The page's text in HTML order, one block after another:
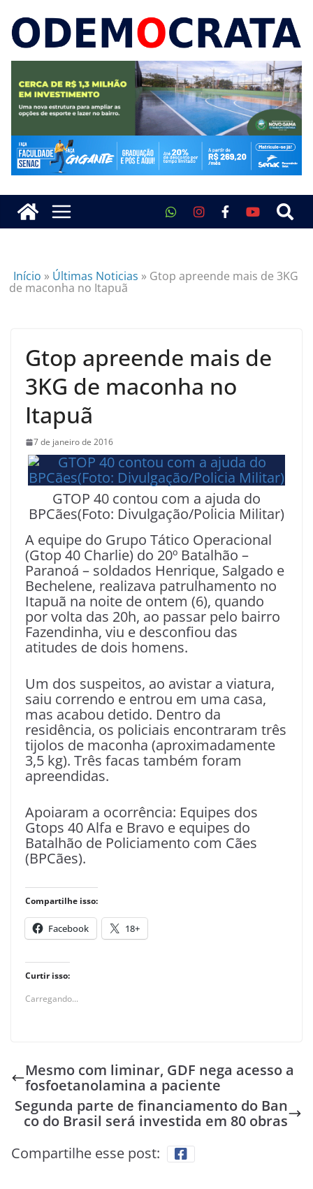
Início » Últimas Noticias » Gtop apreende mais de 3KG
de maconha no Itapuã
Gtop apreende mais de
3KG de maconha no
Itapuã
7 de janeiro de 2016
GTOP 40 contou com a ajuda do
BPCães(Foto: Divulgação/Policia Militar)
A equipe do Grupo Tático Operacional
(Gtop 40 Charlie) do 20º Batalhão –
Paranoá – soldados Henrique, Salgado e
Bechelene, realizava patrulhamento no
Itapuã na noite de ontem (6), quando
por volta das 20h, ao passar pelo bairro
Fazendinha, viu e desconfiou das
atitudes de dois homens.
Um dos suspeitos, ao avistar a viatura,
saiu correndo e entrou em uma casa,
mas acabou detido. Dentro da
residência, os policiais encontraram três
tijolos de maconha (aproximadamente
3,5 kg). Três facas também foram
apreendidas.
Apoiaram a ocorrência: Equipes dos
Gtops 40 Alfa e Bravo e equipes do
Batalhão de Policiamento com Cães
(BPCães).
Compartilhe isso:
Facebook 18+
Curtir isso:
Carregando...
Mesmo com liminar, GDF nega acesso a
fosfoetanolamina a paciente
Segunda parte de financiamento do Ban
co do Brasil será investida em 80 obras
Compartilhe esse post: